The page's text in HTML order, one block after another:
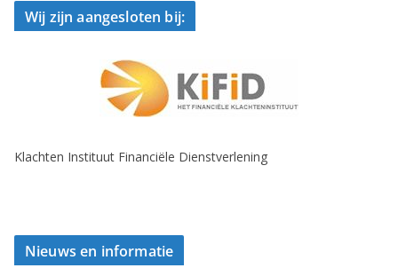
Wij zijn aangesloten bij:
Klachten Instituut Financiële Dienstverlening
Nieuws en informatie